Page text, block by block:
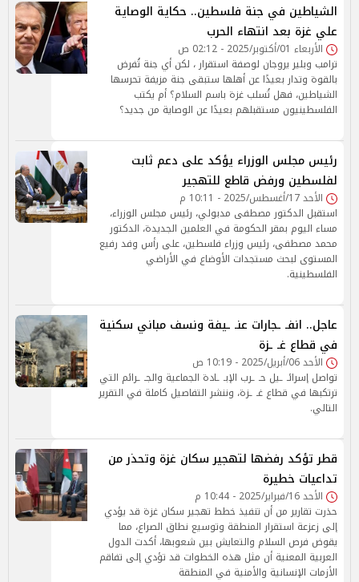
الشياطين في جنة فلسطين.. حكاية الوصاية
علي غزة بعد انتهاء الحرب
الأربعاء 01/أكتوبر/2025 - 02:12 ص
ترامب وبلير يروجان لوصفة استقرار ، لكن أي جنة تُفرض
بالقوة وتدار بعيدًا عن أهلها ستبقى جنة مزيفة تحرسها
الشياطين، فهل تُسلب غزة باسم السلام؟ أم يكتب
الفلسطينيون مستقبلهم بعيدًا عن الوصاية من جديد؟
رئيس مجلس الوزراء يؤكد على دعم ثابت
لفلسطين ورفض قاطع للتهجير
الأحد 17/أغسطس/2025 - 10:11 م
استقبل الدكتور مصطفى مدبولي، رئيس مجلس الوزراء،
مساء اليوم بمقر الحكومة في العلمين الجديدة، الدكتور
محمد مصطفى، رئيس وزراء فلسطين، على رأس وفد رفيع
المستوى لبحث مستجدات الأوضاع في الأراضي
الفلسطينية.
عاجل.. انفـ ـجارات عنـ ـيفة ونسف مباني سكنية
في قطاع غـ ـزة
الأحد 06/أبريل/2025 - 10:19 ص
تواصل إسرائـ ـيل حـ ـرب الإبـ ـادة الجماعية والجـ ـرائم التي
ترتكبها في قطاع غـ ـزة، وننشر التفاصيل كاملة في التقرير
التالي.
قطر تؤكد رفضها لتهجير سكان غزة وتحذر من
تداعيات خطيرة
الأحد 16/فبراير/2025 - 10:44 م
حذرت تقارير من أن تنفيذ خطط تهجير سكان غزة قد يؤدي
إلى زعزعة استقرار المنطقة وتوسيع نطاق الصراع، مما
يقوض فرص السلام والتعايش بين شعوبها، أكدت الدول
العربية المعنية أن مثل هذه الخطوات قد تؤدي إلى تفاقم
الأزمات الإنسانية والأمنية في المنطقة